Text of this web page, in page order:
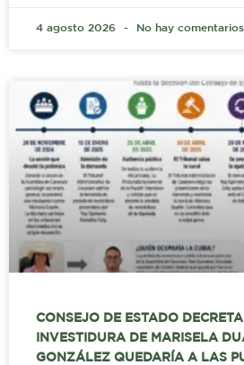
4 agosto 2026 No hay comentarios
CONSEJO DE ESTADO
INVESTIDURA DE MARISELA
GONZÁLEZ QUEDARÍA A LAS